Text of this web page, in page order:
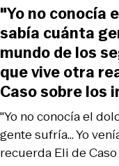
"Yo no conocía el
gente sufría... Yo
recuerda Eli de
"Yo no conocía
sabía cuánta
mundo de los
que vive otra
Caso sobre los